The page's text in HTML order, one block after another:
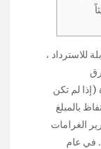
للاسترداد ،
(إذا لم تكن
بالمبلغ
تقارير الغرامات
في عام